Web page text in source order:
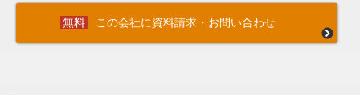
この会社に資料請求・お問い合わせ